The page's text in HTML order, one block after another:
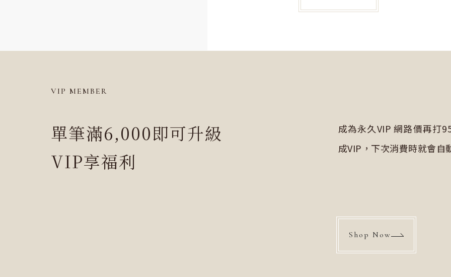
VIP MEMBER
單筆滿6,000即可升級
VIP享福利
成為永久VIP 網路價再打
成VIP，下次消費時就會自
Shop Now